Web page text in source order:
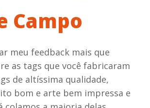
Campo
meu feedback mais que
as tags que você fabricaram
de altíssima qualidade,
bom e arte bem impressa e